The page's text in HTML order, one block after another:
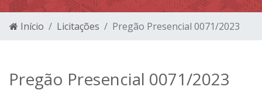
Início Licitações Pregão Presencial 0071/2023
Pregão Presencial 0071/2023